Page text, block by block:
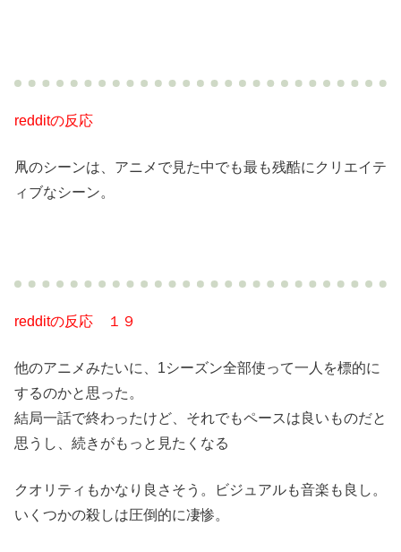
redditの反応
凧のシーンは、アニメで見た中でも最も残酷にクリエイテ
ィブなシーン。
redditの反応 １９
他のアニメみたいに、1シーズン全部使って一人を標的に
するのかと思った。
結局一話で終わったけど、それでもペースは良いものだと
思うし、続きがもっと見たくなる
クオリティもかなり良さそう。ビジュアルも音楽も良し。
いくつかの殺しは圧倒的に凄惨。